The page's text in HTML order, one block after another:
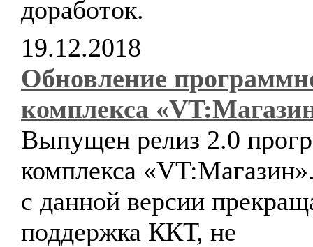
доработок.
19.12.2018
Обновление
комплекса
Выпущен релиз 2.0
комплекса
с данной версии
поддержка ККТ, не